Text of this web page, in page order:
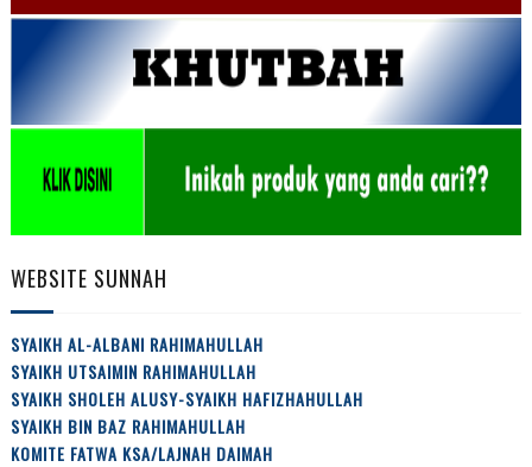
WEBSITE SUNNAH
SYAIKH AL-ALBANI RAHIMAHULLAH
SYAIKH UTSAIMIN RAHIMAHULLAH
SYAIKH SHOLEH ALUSY-SYAIKH HAFIZHAHULLAH
SYAIKH BIN BAZ RAHIMAHULLAH
KOMITE FATWA KSA/LAJNAH DAIMAH